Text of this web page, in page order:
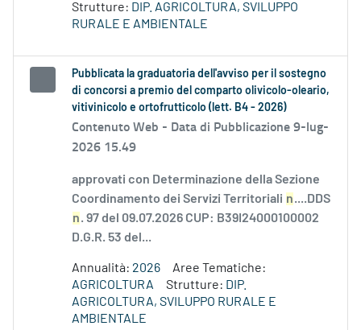
Strutture: DIP. AGRICOLTURA, SVILUPPO
RURALE E AMBIENTALE
Pubblicata la graduatoria dell'avviso per il sostegno
di concorsi a premio del comparto olivicolo-oleario,
vitivinicolo e ortofrutticolo (lett. B4 - 2026)
Contenuto Web - Data di Pubblicazione 9-lug-
2026 15.49
approvati con Determinazione della Sezione
Coordinamento dei Servizi Territoriali n....DDS
n. 97 del 09.07.2026 CUP: B39I24000100002
D.G.R. 53 del...
Annualità: 2026
Aree Tematiche:
AGRICOLTURA
Strutture: DIP.
AGRICOLTURA, SVILUPPO RURALE E
AMBIENTALE